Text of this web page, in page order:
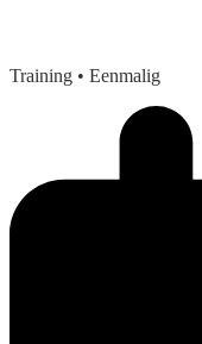
Training • Eenmalig